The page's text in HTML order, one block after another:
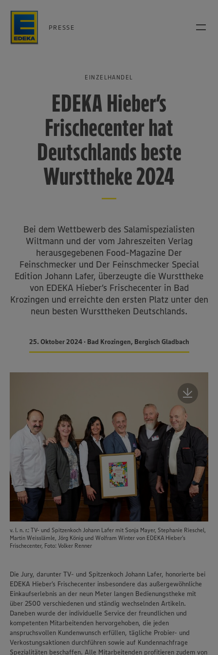
PRESSE
EINZELHANDEL
EDEKA Hieber’s
Frischecenter hat
Deutschlands beste
Wursttheke 2024
Bei dem Wettbewerb des Salamispezialisten
Wiltmann und der vom Jahreszeiten Verlag
herausgegebenen Food-Magazine Der
Feinschmecker und Der Feinschmecker Special
Edition Johann Lafer, überzeugte die Wursttheke
von EDEKA Hieber’s Frischecenter in Bad
Krozingen und erreichte den ersten Platz unter den
neun besten Wursttheken Deutschlands.
25. Oktober 2024 • Bad Krozingen, Bergisch Gladbach
v. l. n. r.: TV- und Spitzenkoch Johann Lafer mit Sonja Mayer, Stephanie Rieschel,
Martin Weisslämle, Jörg König und Wolfram Winter von EDEKA Hieber’s
Frischecenter, Foto: Volker Renner
Die Jury, darunter TV- und Spitzenkoch Johann Lafer, honorierte bei
EDEKA Hieber’s Frischecenter insbesondere das außergewöhnliche
Einkaufserlebnis an der neun Meter langen Bedienungstheke mit
über 2500 verschiedenen und ständig wechselnden Artikeln.
Daneben wurde der individuelle Service der freundlichen und
kompetenten Mitarbeitenden hervorgehoben, die jeden
anspruchsvollen Kundenwunsch erfüllen, tägliche Probier- und
Verkostungsaktionen durchführen sowie auf Kundennachfrage
Spezialitäten beschaffen. Alle Mitarbeitenden profitieren zudem von